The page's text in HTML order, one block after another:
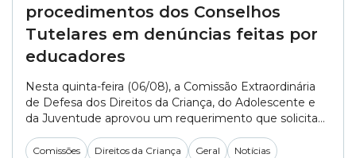
procedimentos dos Conselhos
Tutelares em denúncias feitas por
educadores
Nesta quinta-feira (06/08), a Comissão Extraordinária
de Defesa dos Direitos da Criança, do Adolescente e
da Juventude aprovou um requerimento que solicita
informações aos Conselhos Tutelares da cidade de São
Paulo sobre como são realizados os atendimentos e
Comissões Direitos da Criança Geral Notícias